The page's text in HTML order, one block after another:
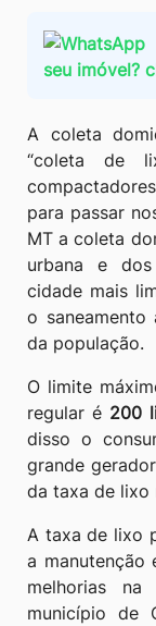
seu imóvel?
A coleta
“coleta de
para passar
MT a coleta
urbana e
cidade mais
o saneamento
da população.
O limite
regular é 200
disso o
grande
da taxa de lixo
A taxa de lixo
a manutenção
melhorias
município de